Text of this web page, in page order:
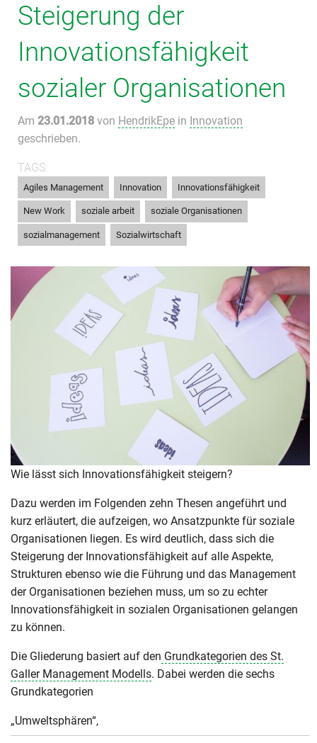
Steigerung der
Innovationsfähigkeit
sozialer Organisationen
Am 23.01.2018 von HendrikEpe in Innovation
geschrieben.
TAGS:
Agiles Management Innovation Innovationsfähigkeit
New Work soziale arbeit soziale Organisationen
sozialmanagement Sozialwirtschaft
Wie lässt sich Innovationsfähigkeit steigern?
Dazu werden im Folgenden zehn Thesen angeführt und
kurz erläutert, die aufzeigen, wo Ansatzpunkte für soziale
Organisationen liegen. Es wird deutlich, dass sich die
Steigerung der Innovationsfähigkeit auf alle Aspekte,
Strukturen ebenso wie die Führung und das Management
der Organisationen beziehen muss, um so zu echter
Innovationsfähigkeit in sozialen Organisationen gelangen
zu können.
Die Gliederung basiert auf den Grundkategorien des St.
Galler Management Modells. Dabei werden die sechs
Grundkategorien
„Umweltsphären“,